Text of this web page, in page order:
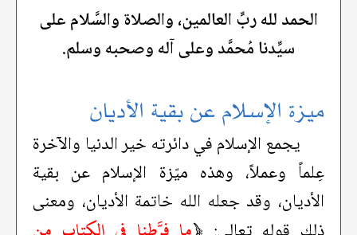
الحمد لله ربِّ العالمين، والصلاة والسَّلام على
سيِّدنا مُحمَّد وعلى آله وصحبه وسلم.
ميزة الإسلام عن بقية الأديان
يجمع الإسلام في دائرته خير الدنيا والآخرة
عِلماً وعملاً، وهذه ميّزة الإسلام عن بقية
الأديان، وقد جعله الله خاتمة الأديان، ومعنى